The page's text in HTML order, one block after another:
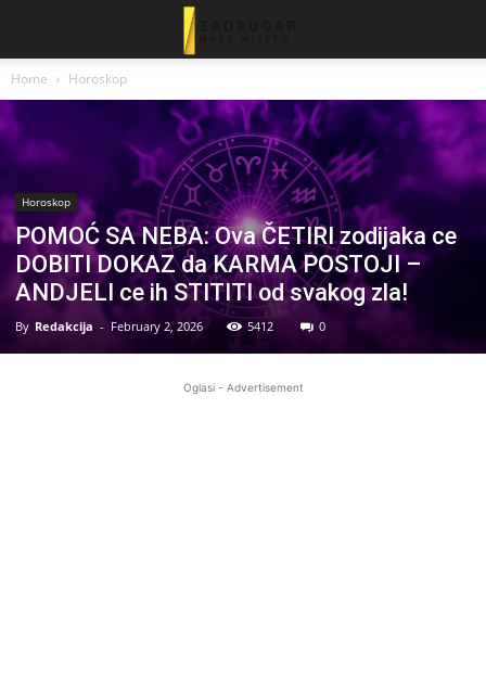
Home Horoskop
Horoskop
POMOĆ SA NEBA: Ova ČETIRI zodijaka ce
DOBITI DOKAZ da KARMA POSTOJI –
ANDJELI ce ih STITITI od svakog zla!
By Redakcija - February 2, 2026 5412 0
Oglasi - Advertisement